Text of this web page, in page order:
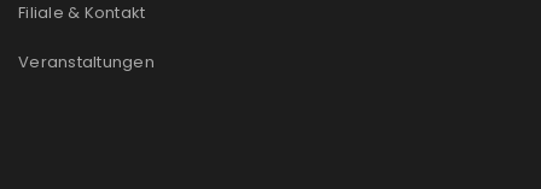
Filiale & Kontakt
Veranstaltungen